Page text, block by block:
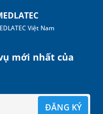
Việt Nam
mới nhất của
ĐĂNG KÝ